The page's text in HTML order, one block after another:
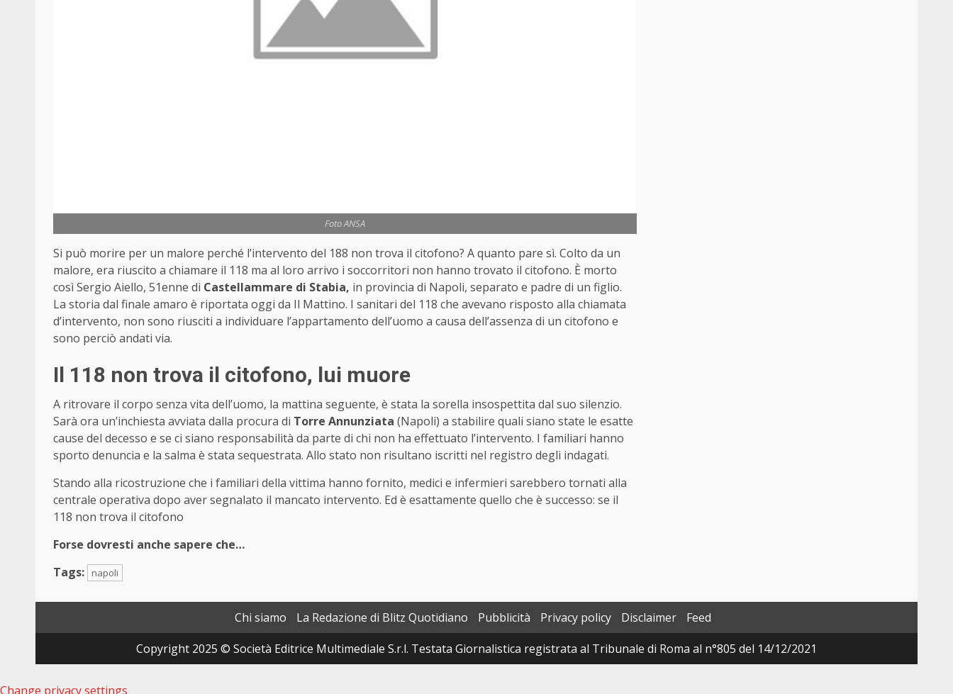
Foto ANSA
Si può morire per un malore perché l’intervento del 188 non trova il citofono? A quanto pare sì. Colto da un
malore, era riuscito a chiamare il 118 ma al loro arrivo i soccorritori non hanno trovato il citofono. È morto
così Sergio Aiello, 51enne di Castellammare di Stabia, in provincia di Napoli, separato e padre di un figlio.
La storia dal finale amaro è riportata oggi da Il Mattino. I sanitari del 118 che avevano risposto alla chiamata
d’intervento, non sono riusciti a individuare l’appartamento dell’uomo a causa dell’assenza di un citofono e
sono perciò andati via.
Il 118 non trova il citofono, lui muore
A ritrovare il corpo senza vita dell’uomo, la mattina seguente, è stata la sorella insospettita dal suo silenzio.
Sarà ora un’inchiesta avviata dalla procura di Torre Annunziata (Napoli) a stabilire quali siano state le esatte
cause del decesso e se ci siano responsabilità da parte di chi non ha effettuato l’intervento. I familiari hanno
sporto denuncia e la salma è stata sequestrata. Allo stato non risultano iscritti nel registro degli indagati.
Stando alla ricostruzione che i familiari della vittima hanno fornito, medici e infermieri sarebbero tornati alla
centrale operativa dopo aver segnalato il mancato intervento. Ed è esattamente quello che è successo: se il
118 non trova il citofono
Forse dovresti anche sapere che…
Tags:
napoli
Chi siamo La Redazione di Blitz Quotidiano Pubblicità Privacy policy Disclaimer
Feed
Copyright 2025 © Società Editrice Multimediale S.r.l. Testata Giornalistica registrata al Tribunale di Roma al n°805 del 14/12/2021
Change privacy settings